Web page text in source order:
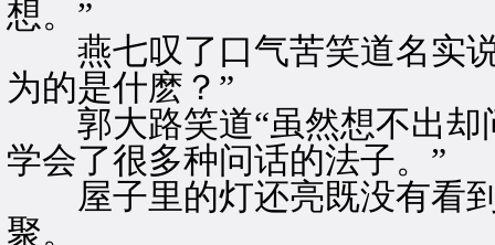
想。”
燕七叹了口气苦笑道名实说
为的是什麽？”
郭大路笑道“虽然想不出却
学会了很多种问话的法子。”
屋子里的灯还亮既没有看到
聚。